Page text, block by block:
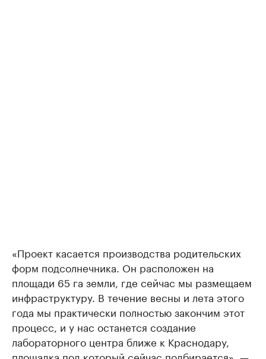
«Проект касается производства родительских
форм подсолнечника. Он расположен на
площади 65 га земли, где сейчас мы размещаем
инфраструктуру. В течение весны и лета этого
года мы практически полностью закончим этот
процесс, и у нас останется создание
лабораторного центра ближе к Краснодару,